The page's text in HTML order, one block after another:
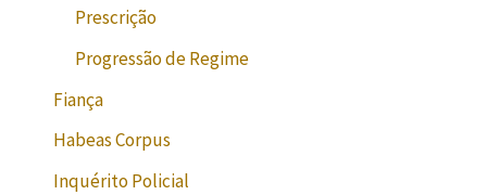
Prescrição
Progressão de Regime
Fiança
Habeas Corpus
Inquérito Policial